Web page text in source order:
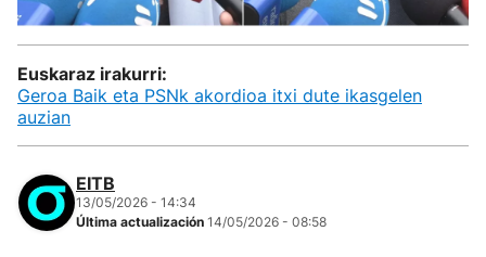
Euskaraz irakurri:
Geroa Baik eta PSNk akordioa itxi dute ikasgelen
auzian
EITB
13/05/2026 - 14:34
Última actualización 14/05/2026 - 08:58